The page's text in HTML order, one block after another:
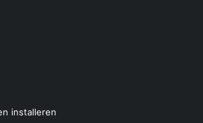
installeren